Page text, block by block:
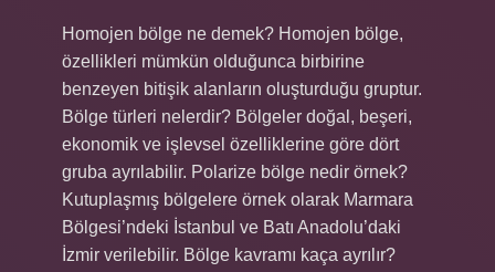
Homojen bölge ne demek? Homojen bölge,
özellikleri mümkün olduğunca birbirine
benzeyen bitişik alanların oluşturduğu gruptur.
Bölge türleri nelerdir? Bölgeler doğal, beşeri,
ekonomik ve işlevsel özelliklerine göre dört
gruba ayrılabilir. Polarize bölge nedir örnek?
Kutuplaşmış bölgelere örnek olarak Marmara
Bölgesi’ndeki İstanbul ve Batı Anadolu’daki
İzmir verilebilir. Bölge kavramı kaça ayrılır?